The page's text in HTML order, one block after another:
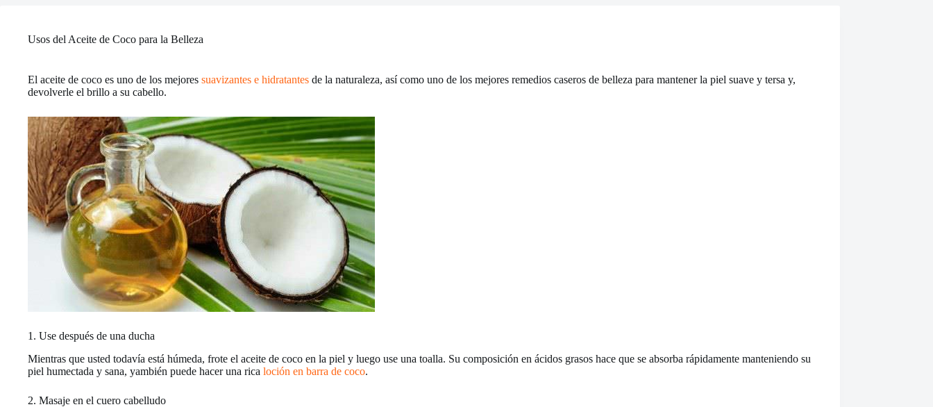
Usos del Aceite de Coco para la Belleza
El aceite de coco es uno de los mejores suavizantes e hidratantes de la naturaleza, así como uno de los mejores remedios caseros de belleza para mantener la piel suave y tersa y,
devolverle el brillo a su cabello.
1. Use después de una ducha
Mientras que usted todavía está húmeda, frote el aceite de coco en la piel y luego use una toalla. Su composición en ácidos grasos hace que se absorba rápidamente manteniendo su
piel humectada y sana, yambién puede hacer una rica loción en barra de coco.
2. Masaje en el cuero cabelludo